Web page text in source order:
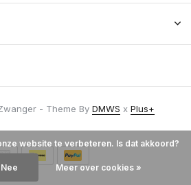
- Theme By DMWS x Plus+
website te verbeteren. Is dat akkoord?
Nee Meer over cookies »